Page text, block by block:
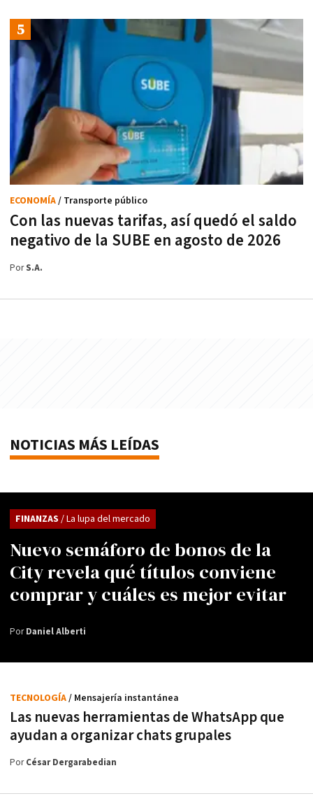
Con las nuevas tarifas, así quedó el saldo
negativo de la SUBE en agosto de 2026
ECONOMÍA/ Transporte público
PorS.A.
NOTICIAS MÁS LEÍDAS
Nuevo semáforo de bonos de la
City revela qué títulos conviene
comprar y cuáles es mejor evitar
FINANZAS / La lupa del mercado
PorDaniel Alberti
Las nuevas herramientas de WhatsApp que
ayudan a organizar chats grupales
TECNOLOGÍA/ Mensajería instantánea
PorCésar Dergarabedian